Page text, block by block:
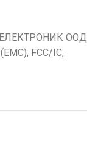
ООД
FCC/IC,